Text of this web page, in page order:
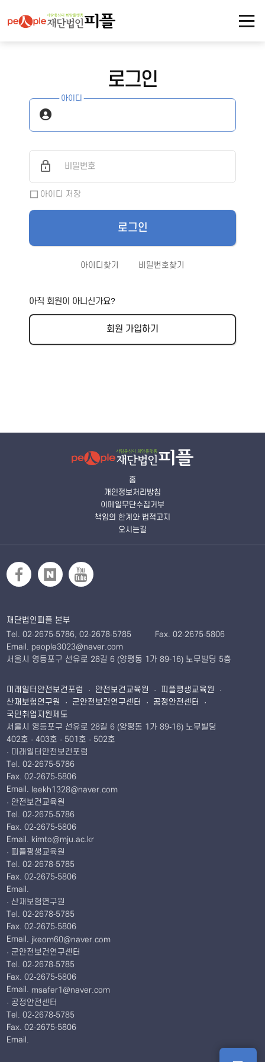
로그인
아이디
비밀번호
아이디 저장
로그인
아이디찾기 비밀번호찾기
아직 회원이 아니신가요?
회원 가입하기
홈
개인정보처리방침
이메일무단수집거부
책임의 한계와 법적고지
오시는길
재단법인피플 본부
Tel. 02-2675-5786, 02-2678-5785
Fax. 02-2675-5806
Email. people3023@naver.com
서울시 영등포구 선유로 28길 6 (양평동 1가 89-16) 노무빌딩 5층
미래일터안전보건포럼 · 안전보건교육원 · 피플평생교육원 ·
산재보험연구원 · 군안전보건연구센터 · 공정안전센터 ·
국민취업지원제도
서울시 영등포구 선유로 28길 6 (양평동 1가 89-16) 노무빌딩
402호 · 403호 · 501호 · 502호
· 미래일터안전보건포럼
Tel. 02-2675-5786
Fax. 02-2675-5806
Email. leekh1328@naver.com
· 안전보건교육원
Tel. 02-2675-5786
Fax. 02-2675-5806
Email.
kimto@mju.ac.kr
· 피플평생교육원
Tel. 02-2678-5785
Fax. 02-2675-5806
Email.
· 산재보험연구원
Tel. 02-2678-5785
Fax. 02-2675-5806
Email. jkeom60@naver.com
· 군안전보건연구센터
Tel. 02-2678-5785
Fax. 02-2675-5806
Email. msafer1@naver.com
· 공정안전센터
Tel. 02-2678-5785
Fax. 02-2675-5806
Email.